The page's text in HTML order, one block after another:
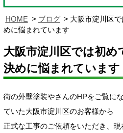
HOME ブログ
大阪市淀川区
めに悩まれています
大阪市淀川区では初め
決めに悩まれています
街の外壁塗装やさんのHPをご覧に
ていた大阪市淀川区のお客様から
正式な工事のご依頼をいただき、